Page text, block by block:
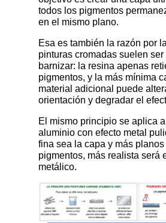
todos los pigmentos
en el mismo plano.
Esa es también la razón por
pinturas cromadas suelen
barnizar: la resina apenas
pigmentos, y la más mínima
material adicional puede
orientación y degradar el
El mismo principio se aplica
aluminio con efecto metal
fina sea la capa y más
pigmentos, más realista será
metálico.